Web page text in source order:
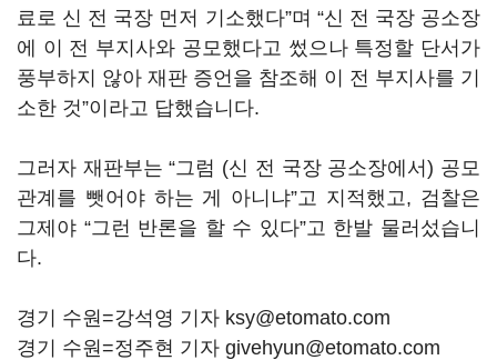
료로 신 전 국장 먼저 기소했다”며 “신 전 국장 공소장
에 이 전 부지사와 공모했다고 썼으나 특정할 단서가
풍부하지 않아 재판 증언을 참조해 이 전 부지사를 기
소한 것”이라고 답했습니다.
그러자 재판부는 “그럼 (신 전 국장 공소장에서) 공모
관계를 뺏어야 하는 게 아니냐”고 지적했고, 검찰은
그제야 “그런 반론을 할 수 있다”고 한발 물러섰습니
다.
경기 수원=강석영 기자 ksy@etomato.com
경기 수원=정주현 기자 givehyun@etomato.com